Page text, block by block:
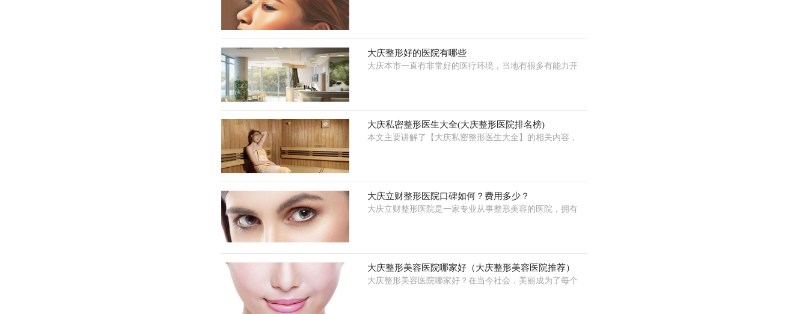
大庆整形好的医院有哪些
大庆本市一直有非常好的医疗环境，当地有很多有能力开
大庆私密整形医生大全(大庆整形医院排名榜)
本文主要讲解了【大庆私密整形医生大全】的相关内容，
大庆立财整形医院口碑如何？费用多少？
大庆立财整形医院是一家专业从事整形美容的医院，拥有
大庆整形美容医院哪家好（大庆整形美容医院推荐）
大庆整形美容医院哪家好？在当今社会，美丽成为了每个